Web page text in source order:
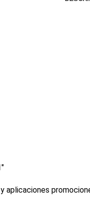
aplicaciones